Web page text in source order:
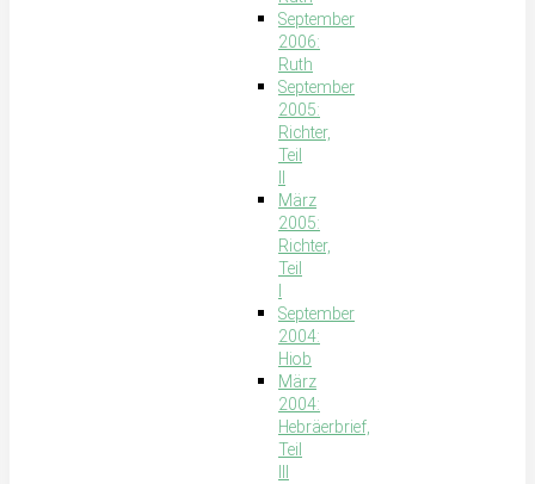
September
2006:
Ruth
September
2005:
Richter,
Teil
März
2005:
Richter,
Teil
September
2004:
Hiob
März
2004:
Hebräerbrief,
Teil